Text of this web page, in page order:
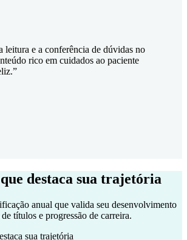
leitura e a conferência de dúvidas no
rico em cuidados ao paciente
destaca sua trajetória
anual que valida seu desenvolvimento
títulos e progressão de carreira.